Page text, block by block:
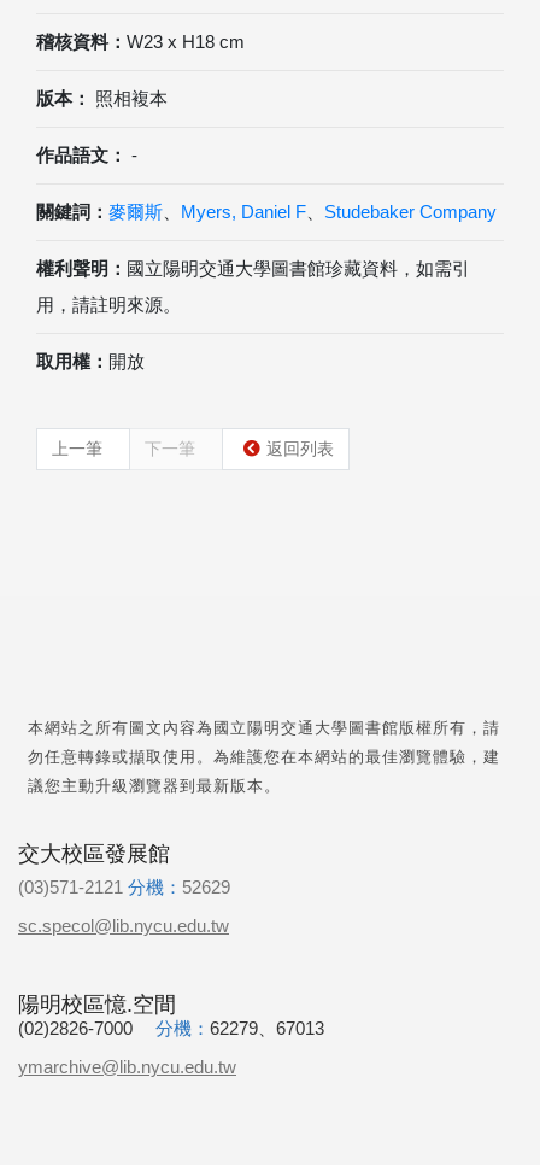
稽核資料： W23 x H18 cm
版本： 照相複本
作品語文： -
關鍵詞： 麥爾斯 Myers, Daniel F Studebaker Company
權利聲明： 國立陽明交通大學圖書館珍藏資料，如需引
用，請註明來源。
取用權： 開放
上一筆 下一筆 返回列表
本網站之所有圖文內容為國立陽明交通大學圖書館版權所有，請
勿任意轉錄或擷取使用。為維護您在本網站的最佳瀏覽體驗，建
議您主動升級瀏覽器到最新版本。
交大校區發展館
(03)571-2121 分機： 52629
sc.specol@lib.nycu.edu.tw
陽明校區憶.空間
(02)2826-7000 分機： 62279、67013
ymarchive@lib.nycu.edu.tw